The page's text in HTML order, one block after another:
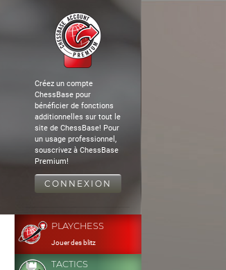
Créez un compte
ChessBase pour
bénéficier de fonctions
additionnelles sur tout le
site de ChessBase! Pour
un usage professionnel,
souscrivez à ChessBase
Premium!
CONNEXION
PLAYCHESS
Jouer des blitz
TACTICS